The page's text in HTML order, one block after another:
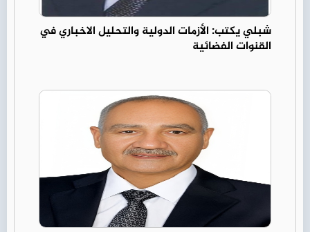
شبلي يكتب: الأزمات الدولية والتحليل الاخباري في
القنوات الفضائية